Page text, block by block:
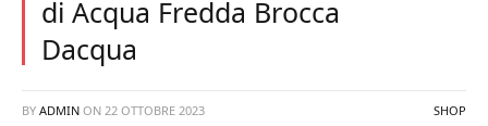
di Acqua Fredda Brocca
Dacqua
BY ADMIN ON 22 OTTOBRE 2023 SHOP